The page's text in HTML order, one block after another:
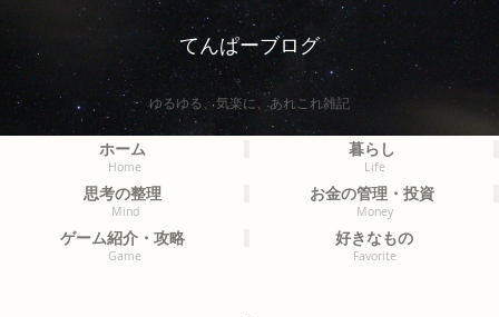
てんぱーブログ
ゆるゆる、気楽に、あれこれ雑記
ホーム
Home
暮らし
Life
思考の整理
Mind
お金の管理・投資
Money
ゲーム紹介・攻略
Game
好きなもの
Favorite